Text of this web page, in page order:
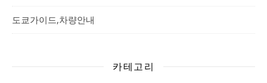
도쿄가이드,차량안내
카테고리